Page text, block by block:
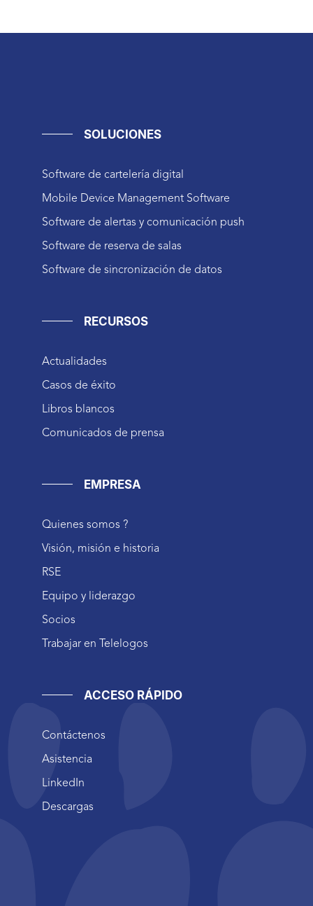
SOLUCIONES
Software de cartelería digital
Mobile Device Management Software
Software de alertas y comunicación push
Software de reserva de salas
Software de sincronización de datos
RECURSOS
Actualidades
Casos de éxito
Libros blancos
Comunicados de prensa
EMPRESA
Quienes somos ?
Visión, misión e historia
RSE
Equipo y liderazgo
Socios
Trabajar en Telelogos
ACCESO RÁPIDO
Contáctenos
Asistencia
LinkedIn
Descargas